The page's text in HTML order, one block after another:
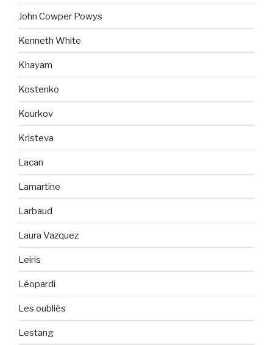
John Cowper Powys
Kenneth White
Khayam
Kostenko
Kourkov
Kristeva
Lacan
Lamartine
Larbaud
Laura Vazquez
Leiris
Léopardi
Les oubliés
Lestang